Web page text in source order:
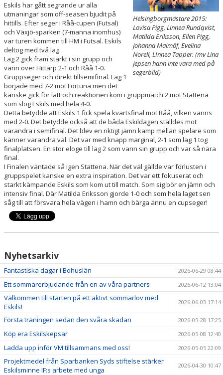
DOKUMENT/FILER
MEDLEMSKAP
ESKILS LOVFOTBOLL
BILJETTER
MEDLEMSFÖRMÅNER
Helsingborgmästare 2015:
Lovisa Pigg, Linnea Rundqvist,
Matilda Eriksson, Ellen Pigg,
Johanna Malmöf, Evelina
Norell, LInnea Tapper. (mv Lina
Jepsen hann inte vara med på
segerbild)
Eskils har gått segrande ur alla
utmaningar som off-seasen bjudit på
hittills. Efter seger i Råå-cupen (Futsal)
och Växjö-sparken (7-manna inomhus)
var turen kommen till HM i Futsal. Eskils
deltog med två lag.
Lag 2 gick fram starkt i sin grupp och
vann över Hittarp 2-1 och Råå 1-0.
Gruppseger och direkt tillsemifinal. Lag 1
började med 7-2 mot Fortuna men det
kanske gick för lätt och reaktionen kom i gruppmatch 2 mot Stattena
som slog Eskils med hela 4-0.
Detta betydde att Eskils 1 fick spela kvartsfinal mot Råå, vilken vanns
med 2-0. Det betydde också att de båda Eskildagen ställdes mot
varandra i semifinal. Det blev en riktigt jämn kamp mellan spelare som
känner varandra väl. Det var med knapp marginal, 2-1 som lag 1 tog
finalplatsen. En stor eloge till lag 2 som vann sin grupp och var så nära
final.
I Finalen väntade så igen Stattena. När det väl gällde var förlusten i
gruppspelet kanske en extra inspiration. Det var ett fokuserat och
starkt kämpande Eskils som kom ut till match. Som sig bör en jämn och
intensiv final. Där Matilda Eriksson gjorde 1-0 och som hela laget sen
såg till att försvara hela vägen i hamn och bärga ännu en cupseger!
Nyhetsarkiv
Fantastiska dagar i Bohuslän 2026-06-29 08:44
Ett sommarerbjudande från en av våra partners 2026-06-12 13:04
Välkommen till starten på ett aktivt sommarlov med
Eskils!
2026-06-03 17:14
Första träningen sedan den svåra skadan 2026-05-28 17:25
Köp era Eskilskepsar 2026-05-08 12:40
Ladda upp inför VM tillsammans med oss! 2026-05-05 22:09
Projektmedel från Sparbanken Syds stiftelse stärker
Eskilsminne IF:s arbete med unga
2026-04-30 10:47